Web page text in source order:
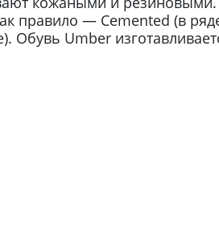
правило — Cemented (в
Umber